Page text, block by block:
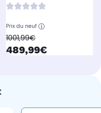
Prix du neuf
oldPrice
1001,99€
currentPrice
489,99€